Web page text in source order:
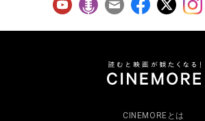
CINEMOREとは